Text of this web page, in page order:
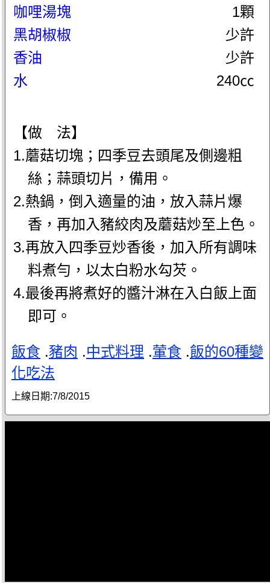
咖哩湯塊
1顆
黑胡椒椒
少許
香油
少許
水
240㏄
【做 法】
1.蘑菇切塊；四季豆去頭尾及側邊粗
絲；蒜頭切片，備用。
2.熱鍋，倒入適量的油，放入蒜片爆
香，再加入豬絞肉及蘑菇炒至上色。
3.再放入四季豆炒香後，加入所有調味
料煮勻，以太白粉水勾芡。
4.最後再將煮好的醬汁淋在入白飯上面
即可。
飯食 .豬肉 .中式料理 .葷食 .飯的60種變
化吃法
上線日期:7/8/2015